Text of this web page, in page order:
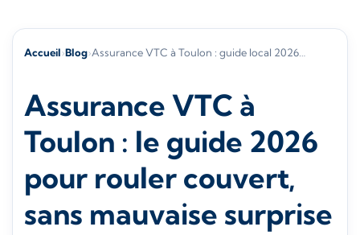
Accueil›Blog›Assurance VTC à Toulon : guide local 2026…
Assurance VTC à
Toulon : le guide 2026
pour rouler couvert,
sans mauvaise surprise